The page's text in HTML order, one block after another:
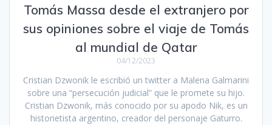
Tomás Massa desde el extranjero por
sus opiniones sobre el viaje de Tomás
al mundial de Qatar
04/12/2023
Cristian Dzwonik le escribió un twitter a Malena Galmarini
sobre una “persecución judicial” que le promete su hijo.
Cristian Dzwonik, más conocido por su apodo Nik, es un
historietista argentino, creador del personaje Gaturro.